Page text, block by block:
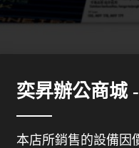
奕昇辦公商城
本店所銷售的設備因